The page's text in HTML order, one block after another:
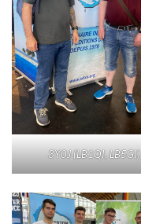
3Y0J (LB1QI, LB5GI)